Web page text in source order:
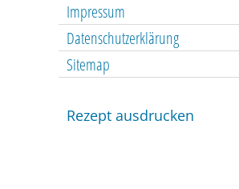
Impressum
Datenschutzerklärung
Sitemap
Rezept ausdrucken